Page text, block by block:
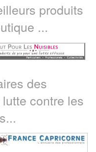
produits
...
des
contre les